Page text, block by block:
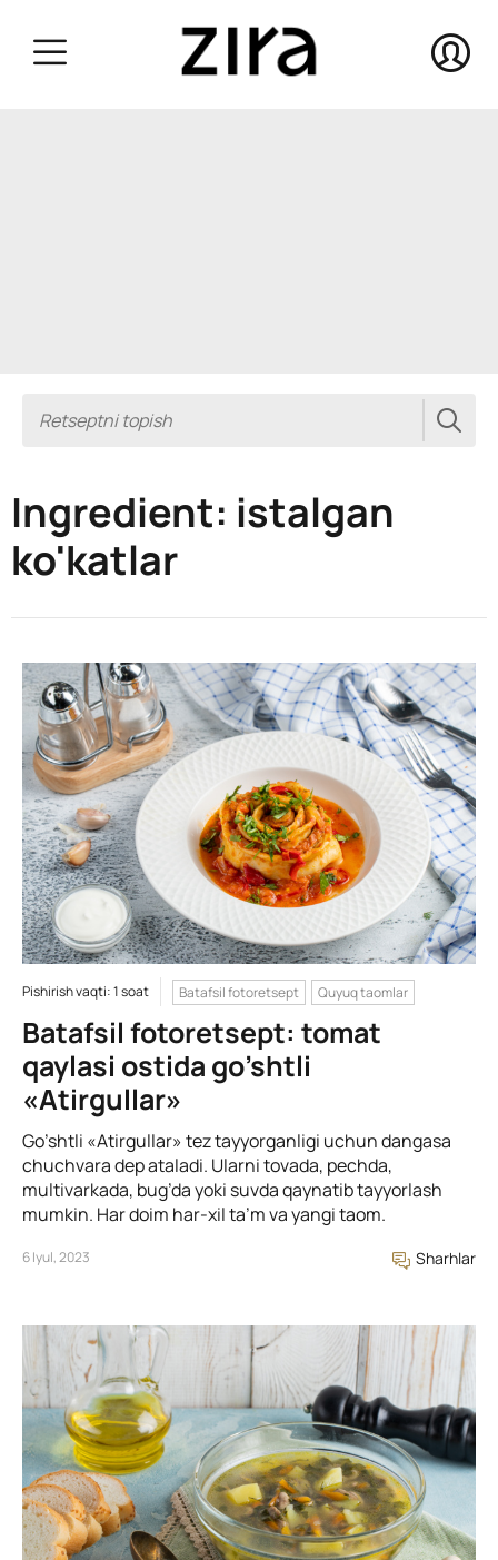
Ingredient: istalgan
ko'katlar
Pishirish vaqti: 1 soat Batafsil fotoretsept Quyuq taomlar
Batafsil fotoretsept: tomat
qaylasi ostida go’shtli
«Atirgullar»
Go’shtli «Atirgullar» tez tayyorganligi uchun dangasa
chuchvara dep ataladi. Ularni tovada, pechda,
multivarkada, bug’da yoki suvda qaynatib tayyorlash
mumkin. Har doim har-xil ta’m va yangi taom.
6 Iyul, 2023 Sharhlar